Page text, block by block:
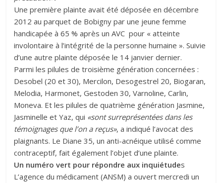
Une première plainte avait été déposée en décembre
2012 au parquet de Bobigny par une jeune femme
handicapée à 65 % après un AVC pour « atteinte
involontaire à l’intégrité de la personne humaine ». Suivie
d’une autre plainte déposée le 14 janvier dernier.
Parmi les pilules de troisième génération concernées :
Desobel (20 et 30), Mercilon, Desogestrel 20, Biogaran,
Melodia, Harmonet, Gestoden 30, Varnoline, Carlin,
Moneva. Et les pilules de quatrième génération Jasmine,
Jasminelle et Yaz, qui «sont surreprésentées dans les
témoignages que l’on a reçus», a indiqué l’avocat des
plaignants. Le Diane 35, un anti-acnéique utilisé comme
contraceptif, fait également l’objet d’une plainte.
Un numéro vert pour répondre aux inquiétudes
L’agence du médicament (ANSM) a ouvert mercredi un